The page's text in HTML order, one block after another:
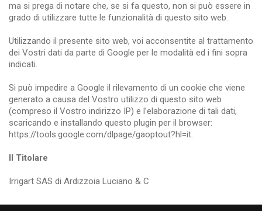
ma si prega di notare che, se si fa questo, non si può essere in
grado di utilizzare tutte le funzionalità di questo sito web.
Utilizzando il presente sito web, voi acconsentite al trattamento
dei Vostri dati da parte di Google per le modalità ed i fini sopra
indicati.
Si può impedire a Google il rilevamento di un cookie che viene
generato a causa del Vostro utilizzo di questo sito web
(compreso il Vostro indirizzo IP) e l’elaborazione di tali dati,
scaricando e installando questo plugin per il browser:
https://tools.google.com/dlpage/gaoptout?hl=it.
Il Titolare
Irrigart SAS di Ardizzoia Luciano & C